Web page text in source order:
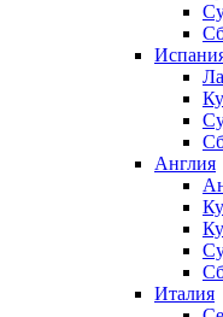
Англия
Италия